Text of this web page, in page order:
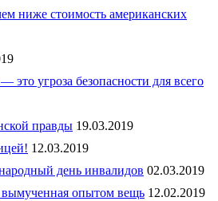
ниже стоимость американских
угроза безопасности для всего
правды 19.03.2019
12.03.2019
день инвалидов 02.03.2019
опытом вещь 12.02.2019